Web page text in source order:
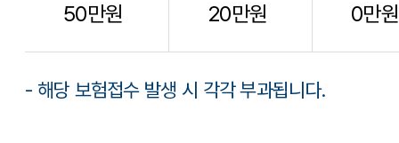
50만원 20만원 0만원
- 해당 보험접수 발생 시 각각 부과됩니다.